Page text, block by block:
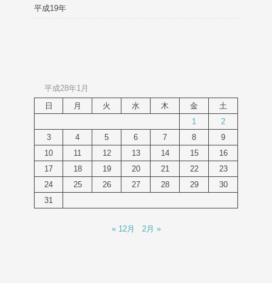
平成19年
平成28年1月
日
月 火 水 木 金
土
1
2
3
4 5 6 7 8
9
10
11 12 13 14 15
16
17
18 19 20 21 22
23
24
25 26 27 28 29
30
31
« 12月 2月 »